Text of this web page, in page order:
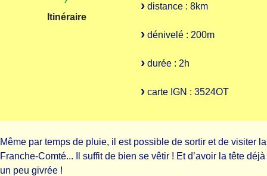
Itinéraire
distance : 8km
dénivelé : 200m
durée : 2h
carte IGN : 3524OT
Même par temps de pluie, il est possible de sortir et de visiter la
Franche-Comté... Il suffit de bien se vêtir ! Et d’avoir la tête déjà
un peu givrée !